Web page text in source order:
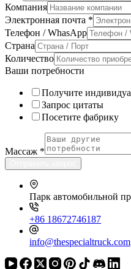
Компания
Электронная почта *
Телефон / WhasApp
Страна
Количество
Ваши потребности
Получите
Запрос цитаты
Посетите фабрику
Массаж *
Парк автомобильной
+86 18672746187
info@thespecialtruck.com